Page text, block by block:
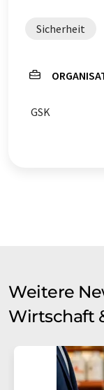
Sicherheit
GSK
Weitere
Wirtschaft